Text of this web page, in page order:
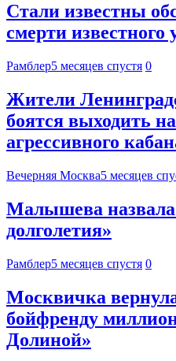
Стали известны
смерти известного
Рамблер5 месяцев спустя 0
Жители
боятся выходить
агрессивного
Вечерняя Москва5 месяцев
Малышева
долголетия»
Рамблер5 месяцев спустя 0
Москвичка
бойфренду
Долиной»